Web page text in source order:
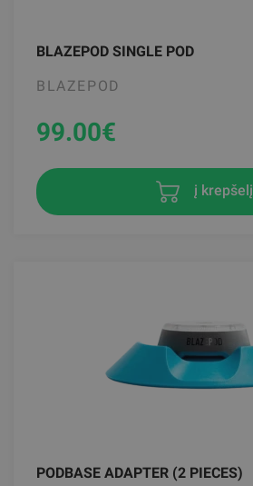
BLAZEPOD SINGLE POD
BLAZEPOD
99.00€
į krepšelį
PODBASE ADAPTER (2 PIECES)